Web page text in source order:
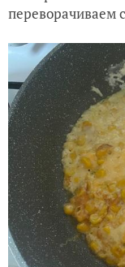
переворачиваем